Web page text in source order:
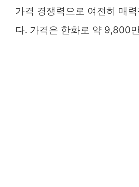
가격 경쟁력으로 여전히 매
다. 가격은 한화로 약 9,800